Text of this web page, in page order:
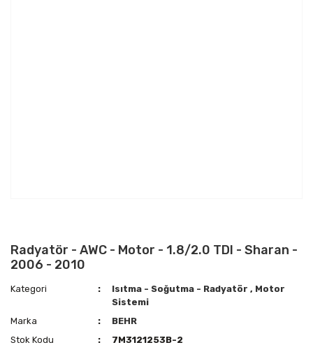
Radyatör - AWC - Motor - 1.8/2.0 TDI - Sharan -
2006 - 2010
Kategori Isıtma - Soğutma - Radyatör , Motor
Sistemi
Marka
BEHR
Stok Kodu
7M3121253B-2